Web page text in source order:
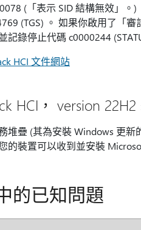
(「表示 SID 結構無效」。
(TGS) 。 如果你啟用了「
記錄停止代碼 c0000244
HCI 文件網站
HCI， version
堆疊 (其為安裝 Windows 更
的裝置可以收到並安裝
的已知問題